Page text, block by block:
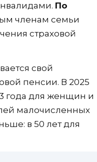
По
членам семьи
страховой
свой
пенсии. В 2025
года для женщин и
малочисленных
в 50 лет для